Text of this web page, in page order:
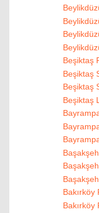
Beşiktaş
Beşiktaş
Beşiktaş
Beşiktaş
Bakırköy
Bakırköy